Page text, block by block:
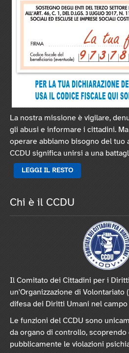
La nostra missione è vigilare,
gli abusi e informare i cittadini.
operare abbiamo bisogno del tuo
CCDU significa unirsi a una
LEGGI IL RESTO
Chi è il CCDU
Il Comitato dei Cittadini per i
un'Organizzazione di Volontariato
difesa dei Diritti Umani nel
Le funzioni del CCDU sono
da organo di controllo, scoprendo
pubblicamente le violazioni